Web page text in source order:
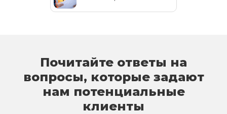
Почитайте ответы на
вопросы, которые задают
нам потенциальные
клиенты